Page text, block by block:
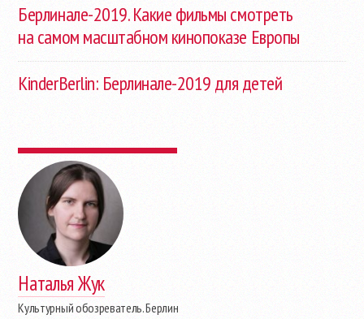
Берлинале-2019. Какие фильмы смотреть
на самом масштабном кинопоказе Европы
KinderBerlin: Берлинале-2019 для детей
Наталья Жук
Культурный обозреватель. Берлин